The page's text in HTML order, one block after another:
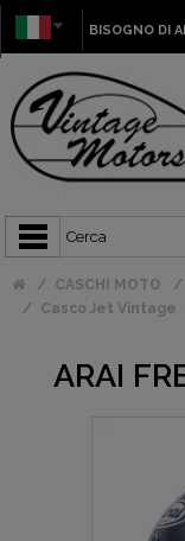
BISOGNO DI
CASCHI MOTO
Casco Jet Vintage
ARAI